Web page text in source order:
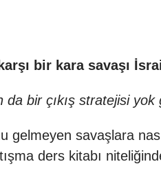
bir kara savaşı
da bir çıkış stratejisi yok
gelmeyen savaşlara
ders kitabı